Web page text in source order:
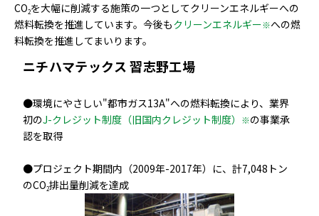
CO2を大幅に削減する施策の一つとしてクリーンエネルギーへの
燃料転換を推進しています。今後もクリーンエネルギー※への燃
料転換を推進してまいります。
ニチハマテックス 習志野工場
●環境にやさしい"都市ガス13A"への燃料転換により、業界
初のJ-クレジット制度（旧国内クレジット制度） ※の事業承
認を取得
●プロジェクト期間内（2009年-2017年）に、計7,048トン
のCO2排出量削減を達成